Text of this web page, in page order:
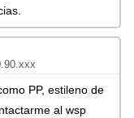
PP, estileno de
al wsp